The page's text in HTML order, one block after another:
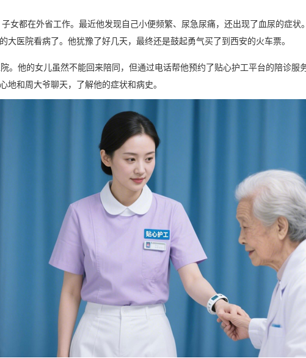
女都在外省工作。最近他发现自己小便频繁、尿急尿痛，还出现了血尿的症
医院看病了。他犹豫了好几天，最终还是鼓起勇气买了到西安的火车票。
。他的女儿虽然不能回来陪同，但通过电话帮他预约了贴心护工平台的陪诊
地和周大爷聊天，了解他的症状和病史。